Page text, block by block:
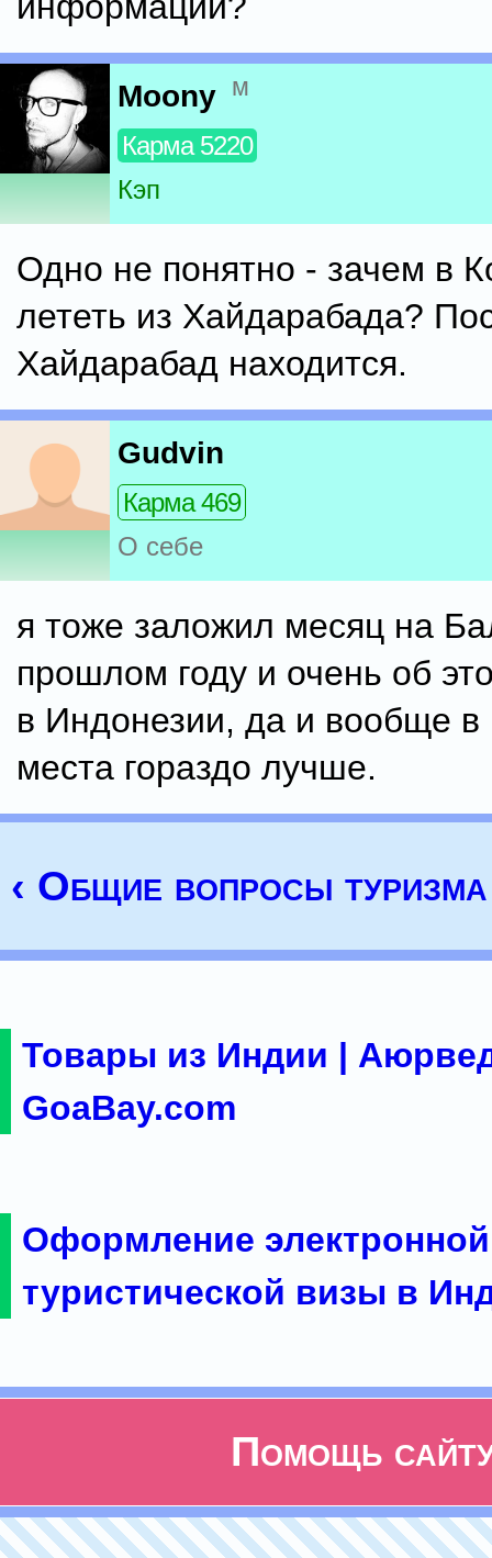
Moony м
Карма 5220
Кэп
Одно не понятно - зачем в
лететь из Хайдарабада?
Хайдарабад находится.
Gudvin
Карма 469
О себе
я тоже заложил месяц на
прошлом году и очень об
в Индонезии, да и вообще
места гораздо лучше.
‹ Общие вопросы туризма
Товары из Индии |
GoaBay.com
Оформление электронной
туристической визы в
Помощь